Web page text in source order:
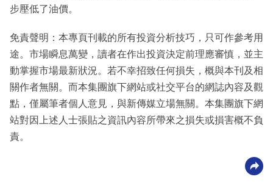
步壓低了油價。
免責聲明：本專頁刊載的所有投資分析技巧，只可作參考用
途。市場瞬息萬變，讀者在作出投資決定前理應審慎，並主
動掌握市場最新狀況。若不幸招致任何損失，概與本刊及相
關作者無關。而本集團旗下網站或社交平台的網誌內容及觀
點，僅屬筆者個人意見，與新傳媒立場無關。本集團旗下網
站對因上述人士張貼之資訊內容所帶來之損失或損害概不負
責。